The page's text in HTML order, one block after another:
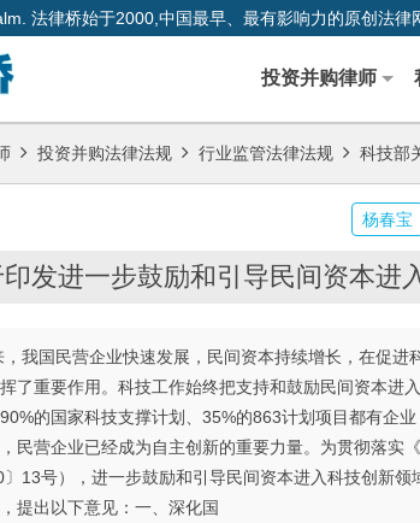
法律桥始于2000,中国最早、最有影响力的原创法律
投资并购律师
投资并购法律法规 行业监管法律法规 科技部
发进一步鼓励和引导民间资本进
我国民营企业快速发展，民间资本持续增长，在促
了重要作用。科技工作始终把支持和鼓励民间资本进
的国家科技支撑计划、35%的863计划项目都有企
民营企业已经成为自主创新的重要力量。为贯彻落实
13号），进一步鼓励和引导民间资本进入科技创新
提出以下意见：一、深化国
杨春宝